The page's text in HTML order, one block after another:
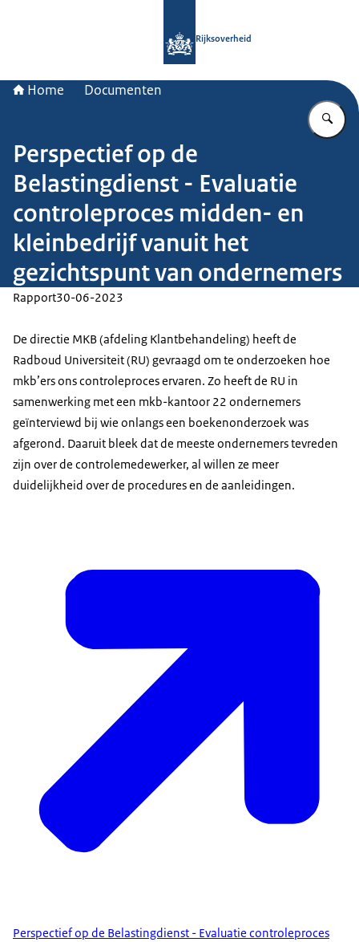
Rijksoverheid
Home Documenten
Perspectief op de
Belastingdienst - Evaluatie
controleproces midden- en
kleinbedrijf vanuit het
gezichtspunt van ondernemers
Rapport30-06-2023
De directie MKB (afdeling Klantbehandeling) heeft de
Radboud Universiteit (RU) gevraagd om te onderzoeken hoe
mkb’ers ons controleproces ervaren. Zo heeft de RU in
samenwerking met een mkb-kantoor 22 ondernemers
geïnterviewd bij wie onlangs een boekenonderzoek was
afgerond. Daaruit bleek dat de meeste ondernemers tevreden
zijn over de controlemedewerker, al willen ze meer
duidelijkheid over de procedures en de aanleidingen.
Perspectief op de Belastingdienst - Evaluatie controleproces